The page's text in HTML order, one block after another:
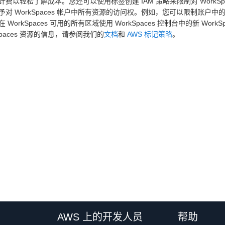
对 WorkSpaces 帐户中所有资源的访问权。例如，您可以限制账户中
WorkSpaces 可用的所有区域使用 WorkSpaces 控制台中的新
资源的信息，请参阅我们的文档和 AWS 标记策略。
AWS 上的开发人员 帮助